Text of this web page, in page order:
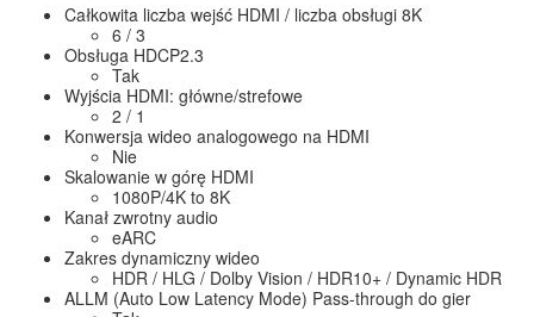
Całkowita liczba wejść HDMI / liczba obsługi 8K
6 / 3
Obsługa HDCP2.3
Tak
Wyjścia HDMI: główne/strefowe
2 / 1
Konwersja wideo analogowego na HDMI
Nie
Skalowanie w górę HDMI
1080P/4K to 8K
Kanał zwrotny audio
eARC
Zakres dynamiczny wideo
HDR / HLG / Dolby Vision / HDR10+ / Dynamic HDR
ALLM (Auto Low Latency Mode) Pass-through do gier